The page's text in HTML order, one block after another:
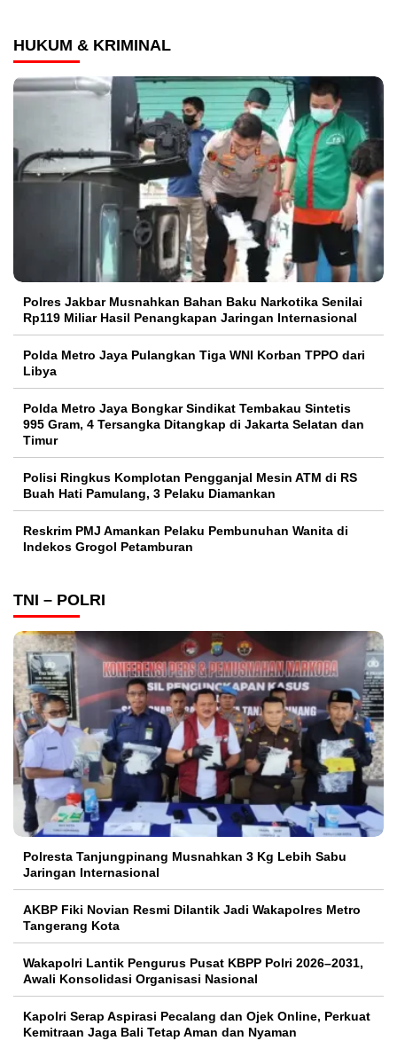
HUKUM & KRIMINAL
Polres Jakbar Musnahkan Bahan Baku Narkotika Senilai
Rp119 Miliar Hasil Penangkapan Jaringan Internasional
Polda Metro Jaya Pulangkan Tiga WNI Korban TPPO dari
Libya
Polda Metro Jaya Bongkar Sindikat Tembakau Sintetis
995 Gram, 4 Tersangka Ditangkap di Jakarta Selatan dan
Timur
Polisi Ringkus Komplotan Pengganjal Mesin ATM di RS
Buah Hati Pamulang, 3 Pelaku Diamankan
Reskrim PMJ Amankan Pelaku Pembunuhan Wanita di
Indekos Grogol Petamburan
TNI – POLRI
Polresta Tanjungpinang Musnahkan 3 Kg Lebih Sabu
Jaringan Internasional
AKBP Fiki Novian Resmi Dilantik Jadi Wakapolres Metro
Tangerang Kota
Wakapolri Lantik Pengurus Pusat KBPP Polri 2026–2031,
Awali Konsolidasi Organisasi Nasional
Kapolri Serap Aspirasi Pecalang dan Ojek Online, Perkuat
Kemitraan Jaga Bali Tetap Aman dan Nyaman